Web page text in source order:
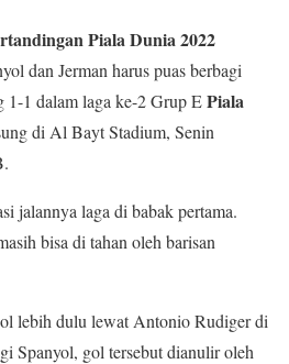
Piala Dunia 2022
dan Jerman harus puas berbagi
1-1 dalam laga ke-2 Grup EPiala
di Al Bayt Stadium, Senin
jalannya laga di babak pertama.
bisa di tahan oleh barisan
lebih dulu lewat Antonio Rudiger di
Spanyol, gol tersebut dianulir oleh